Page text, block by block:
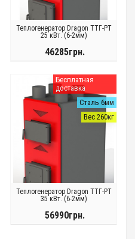
Теплогенератор Dragon ТТГ-РТ
25 кВт. (6-2мм)
46285грн.
Бесплатная
доставка
Сталь 6мм
Вес 260кг
Теплогенератор Dragon ТТГ-РТ
35 кВт. (6-2мм)
56990грн.